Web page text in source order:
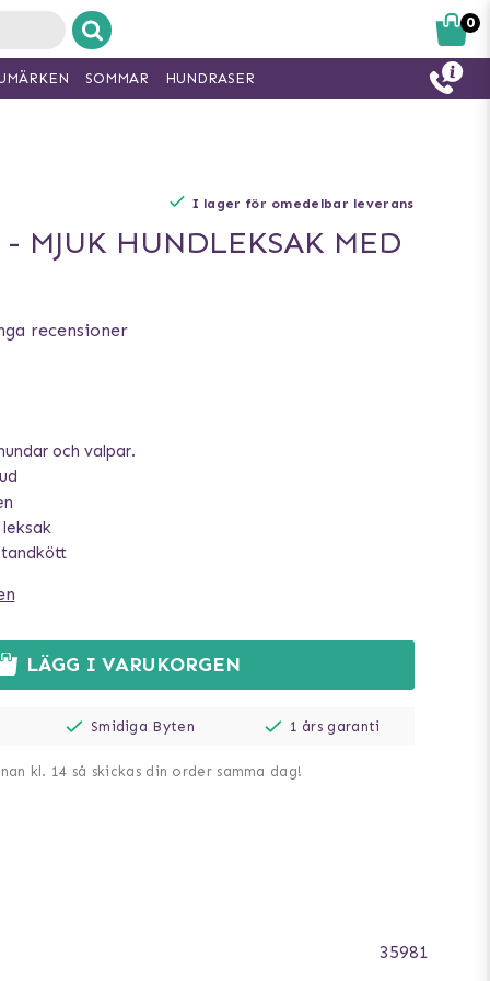
I lager för omedelbar leverans
MJUK HUNDLEKSAK MED
recensioner
och valpar.
tandkött
LÄGG I VARUKORGEN
Smidiga Byten 1 års garanti
kl. 14 så skickas din order samma dag!
35981
0
SOMMAR HUNDRASER